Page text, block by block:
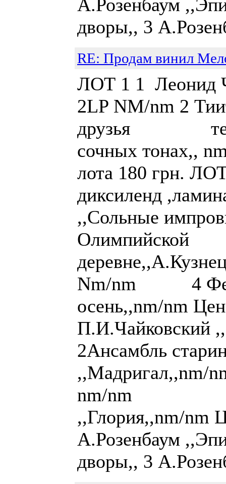
А.Розенбаум
дворы,, 3
RE: Продам винил
ЛОТ 1 1 Леонид
2LP NM/nm 2
друзья тех.
сочных
лота 180 грн.
диксиленд
,,Сольные
Олимпийской
Nm/nm 4
осень,,nm/nm
П.И.Чайковский
2Ансамбль
,,Мадригал,,nm/
nm/nm 4
,,Глория,,nm/nm
А.Розенбаум
дворы,, 3